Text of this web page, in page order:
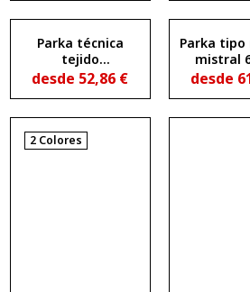
Parka técnica
tejido
oxford/softshell
tramontana 400
desde 52,86 €
Parka tipo
mistral
desde
2 Colores